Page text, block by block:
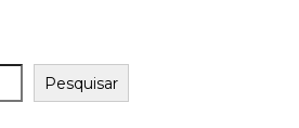
Pesquisar